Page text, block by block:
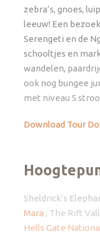
zebra’s, gnoes,
leeuw! Een
Serengeti en de
schooltjes en
wandelen,
ook nog bungee
met niveau 5
Download Tour
Sheldrick’s
Mara ; The Rift
Hells Gate